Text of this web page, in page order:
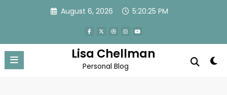
August 6, 2026 5:20:25 PM
Lisa Chellman
Personal Blog